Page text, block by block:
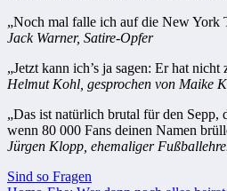
„Noch mal falle ich auf die New York
Jack Warner, Satire-Opfer
„Jetzt kann ich’s ja sagen: Er hat
Helmut Kohl, gesprochen von Maike
„Das ist natürlich brutal für den Sepp,
wenn 80 000 Fans deinen Namen
Jürgen Klopp, ehemaliger
Beitragsnavigation
Sind so Fragen